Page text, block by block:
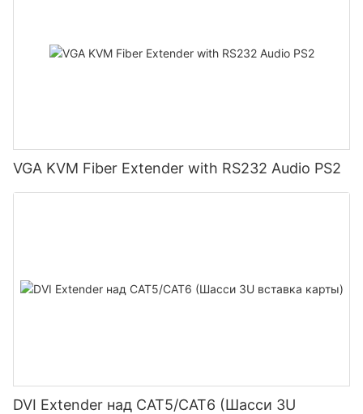
VGA KVM Fiber Extender with RS232 Audio PS2
DVI Extender над CAT5/CAT6 (Шасси 3U